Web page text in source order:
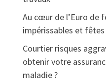
Au cœur de l’Euro de
impérissables et
Courtier risques
obtenir votre
maladie ?